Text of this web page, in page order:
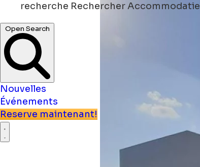
recherche Rechercher Accommodatie
Open Search
Nouvelles
Événements
Reserve maintenant!